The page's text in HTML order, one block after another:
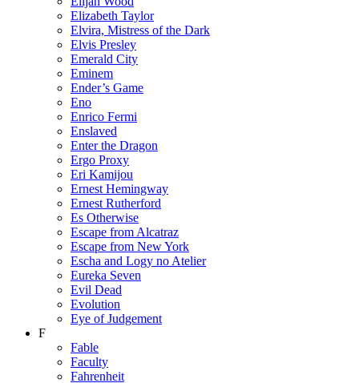
Elizabeth Taylor
Elvira, Mistress of the Dark
Elvis Presley
Emerald City
Eminem
Ender’s Game
Eno
Enrico Fermi
Enslaved
Enter the Dragon
Ergo Proxy
Eri Kamijou
Ernest Hemingway
Ernest Rutherford
Es Otherwise
Escape from Alcatraz
Escape from New York
Escha and Logy no Atelier
Eureka Seven
Evil Dead
Evolution
Eye of Judgement
F
Fable
Faculty
Fahrenheit